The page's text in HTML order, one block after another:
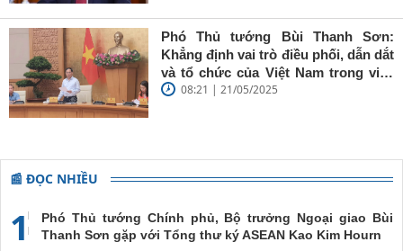
Phó Thủ tướng Bùi Thanh Sơn:
Khẳng định vai trò điều phối, dẫn dắt
và tổ chức của Việt Nam trong việc
đề cao chủ nghĩa đa phương, đoàn
08:21 | 21/05/2025
📰 ĐỌC NHIỀU
1
Phó Thủ tướng Chính phủ, Bộ trưởng Ngoại giao Bùi
Thanh Sơn gặp với Tổng thư ký ASEAN Kao Kim Hourn